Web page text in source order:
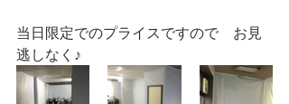
当日限定でのプライスですので　お見
逃しなく♪